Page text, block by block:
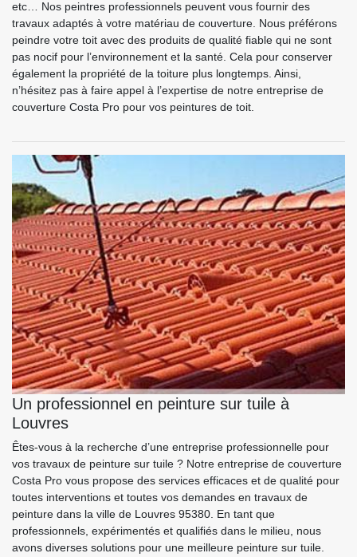
etc… Nos peintres professionnels peuvent vous fournir des
travaux adaptés à votre matériau de couverture. Nous préférons
peindre votre toit avec des produits de qualité fiable qui ne sont
pas nocif pour l’environnement et la santé. Cela pour conserver
également la propriété de la toiture plus longtemps. Ainsi,
n’hésitez pas à faire appel à l’expertise de notre entreprise de
couverture Costa Pro pour vos peintures de toit.
Un professionnel en peinture sur tuile à
Louvres
Êtes-vous à la recherche d’une entreprise professionnelle pour
vos travaux de peinture sur tuile ? Notre entreprise de couverture
Costa Pro vous propose des services efficaces et de qualité pour
toutes interventions et toutes vos demandes en travaux de
peinture dans la ville de Louvres 95380. En tant que
professionnels, expérimentés et qualifiés dans le milieu, nous
avons diverses solutions pour une meilleure peinture sur tuile.